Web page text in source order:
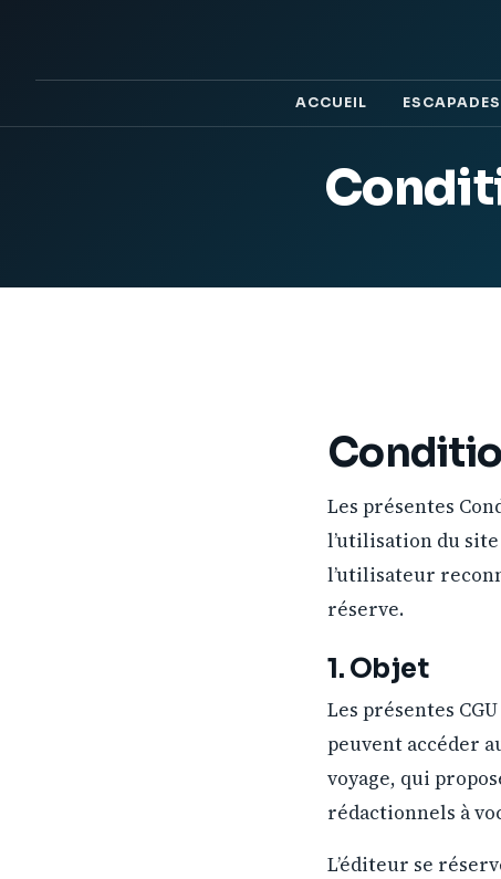
ACCUEIL ESCAPADES
Les présentes
l’utilisation du
l’utilisateur
réserve.
1. Objet
Les présentes
peuvent accéder
voyage, qui
rédactionnels à
L’éditeur se